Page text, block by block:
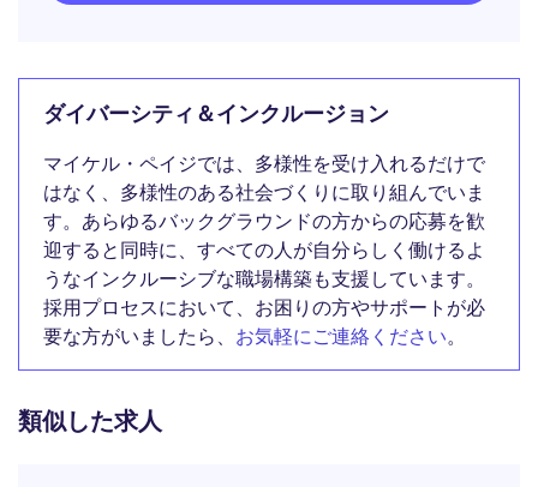
ダイバーシティ＆インクルージョン
マイケル・ペイジでは、多様性を受け入れるだけで
はなく、多様性のある社会づくりに取り組んでいま
す。あらゆるバックグラウンドの方からの応募を歓
迎すると同時に、すべての人が自分らしく働けるよ
うなインクルーシブな職場構築も支援しています。
採用プロセスにおいて、お困りの方やサポートが必
要な方がいましたら、 お気軽にご連絡ください。
類似した求人